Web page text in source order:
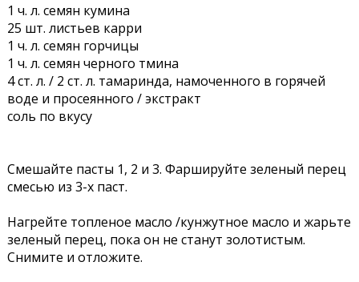
1 ч. л. семян кумина
25 шт. листьев карри
1 ч. л. семян горчицы
1 ч. л. семян черного тмина
4 ст. л. / 2 ст. л. тамаринда, намоченного в горячей
воде и просеянного / экстракт
соль по вкусу
Смешайте пасты 1, 2 и 3. Фаршируйте зеленый перец
смесью из 3-х паст.
Нагрейте топленое масло /кунжутное масло и жарьте
зеленый перец, пока он не станут золотистым.
Снимите и отложите.